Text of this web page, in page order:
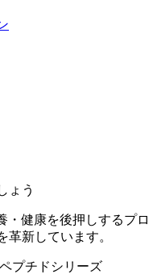
ょう
・健康を後押しするプロ
革新しています。
プチドシリーズ